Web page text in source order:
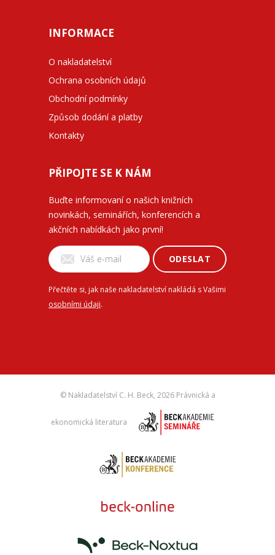
INFORMACE
O nakladatelství
Ochrana osobních údajů
Obchodní podmínky
Způsob dodání a platby
Kontakty
PŘIPOJTE SE K NÁM
Buďte informovaní o našich knižních
novinkách, seminářích, konferencích a
akčních nabídkách jako první!
ODESLAT
Přečtěte si, jak naše nakladatelství nakládá s Vašimi
osobními údaji.
© Nakladatelství C. H. Beck, 2026 Právnická a
ekonomická literatura